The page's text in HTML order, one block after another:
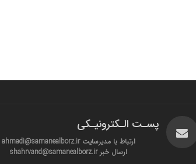
پسـت الـکترونیـکی
ارتباط با مدیرسایت ahmadi@samanealborz.ir
ارسال خبر shahrvand@samanealborz.ir